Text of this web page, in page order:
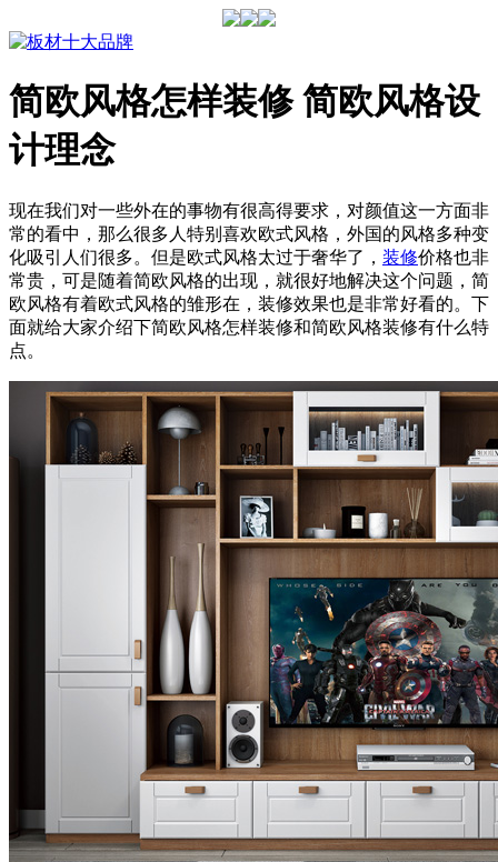
简欧风格怎样装修 简欧风格设
计理念
现在我们对一些外在的事物有很高得要求，对颜值这一方面非
常的看中，那么很多人特别喜欢欧式风格，外国的风格多种变
化吸引人们很多。但是欧式风格太过于奢华了， 装修价格也非
常贵，可是随着简欧风格的出现，就很好地解决这个问题，简
欧风格有着欧式风格的雏形在，装修效果也是非常好看的。下
面就给大家介绍下简欧风格怎样装修和简欧风格装修有什么特
点。